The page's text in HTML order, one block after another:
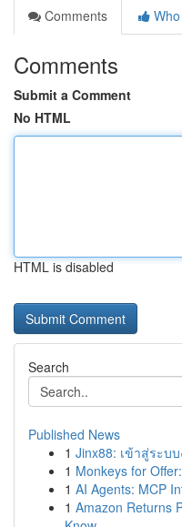
Comments
Comments
Submit a Comment
No HTML
HTML is disabled
Search
Published News
1 Jinx88: เข้าสู่ระบ
1 Monkeys for
1 AI Agents: MCP
1 Amazon Returns